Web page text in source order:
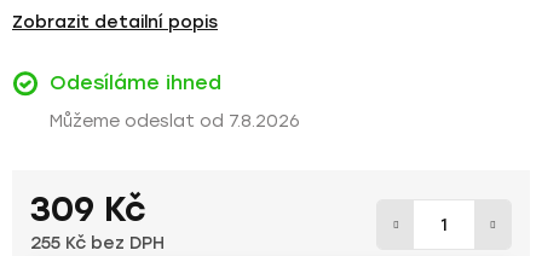
Zobrazit detailní popis
Odesíláme ihned
7.8.2026
309 Kč
255 Kč bez DPH